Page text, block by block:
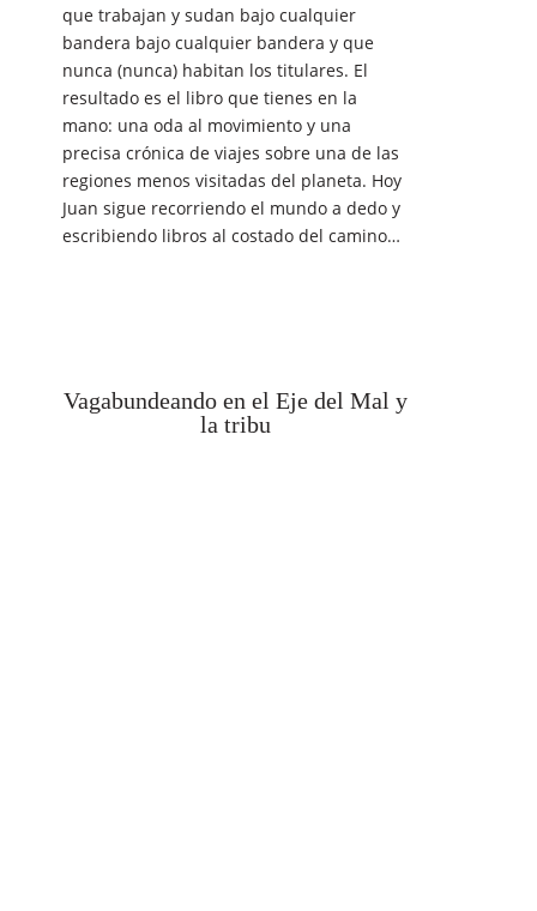
que trabajan y sudan bajo cualquier
bandera bajo cualquier bandera y que
nunca (nunca) habitan los titulares. El
resultado es el libro que tienes en la
mano: una oda al movimiento y una
precisa crónica de viajes sobre una de las
regiones menos visitadas del planeta. Hoy
Juan sigue recorriendo el mundo a dedo y
escribiendo libros al costado del camino…
Vagabundeando en el Eje del Mal y
la tribu